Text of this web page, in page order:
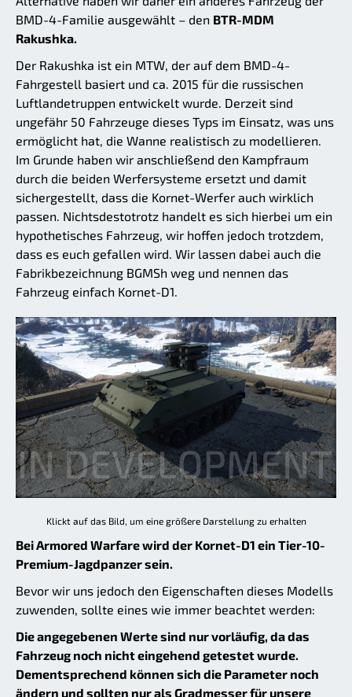
BMD-4-Familie ausgewählt – den BTR-MDM
Rakushka.
Der Rakushka ist ein MTW, der auf dem BMD-4-
Fahrgestell basiert und ca. 2015 für die russischen
Luftlandetruppen entwickelt wurde. Derzeit sind
ungefähr 50 Fahrzeuge dieses Typs im Einsatz, was uns
ermöglicht hat, die Wanne realistisch zu modellieren.
Im Grunde haben wir anschließend den Kampfraum
durch die beiden Werfersysteme ersetzt und damit
sichergestellt, dass die Kornet-Werfer auch wirklich
passen. Nichtsdestotrotz handelt es sich hierbei um ein
hypothetisches Fahrzeug, wir hoffen jedoch trotzdem,
dass es euch gefallen wird. Wir lassen dabei auch die
Fabrikbezeichnung BGMSh weg und nennen das
Fahrzeug einfach Kornet-D1.
Klickt auf das Bild, um eine größere Darstellung zu erhalten
Bei Armored Warfare wird der Kornet-D1 ein Tier-10-
Premium-Jagdpanzer sein.
Bevor wir uns jedoch den Eigenschaften dieses Modells
zuwenden, sollte eines wie immer beachtet werden:
Die angegebenen Werte sind nur vorläufig, da das
Fahrzeug noch nicht eingehend getestet wurde.
Dementsprechend können sich die Parameter noch
ändern und sollten nur als Gradmesser für unsere